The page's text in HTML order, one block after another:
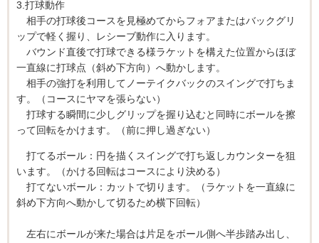
3.打球動作
相手の打球後コースを見極めてからフォアまたはバックグリ
ップで軽く握り、レシーブ動作に入ります。
バウンド直後で打球できる様ラケットを構えた位置からほぼ
一直線に打球点（斜め下方向）へ動かします。
相手の強打を利用してノーテイクバックのスイングで打ちま
す。（コースにヤマを張らない）
打球する瞬間に少しグリップを握り込むと同時にボールを擦
って回転をかけます。（前に押し過ぎない）
打てるボール：円を描くスイングで打ち返しカウンターを狙
います。（かける回転はコースにより決める）
打てないボール：カットで切ります。（ラケットを一直線に
斜め下方向へ動かして切るため横下回転）
左右にボールが来た場合は片足をボール側へ半歩踏み出し、